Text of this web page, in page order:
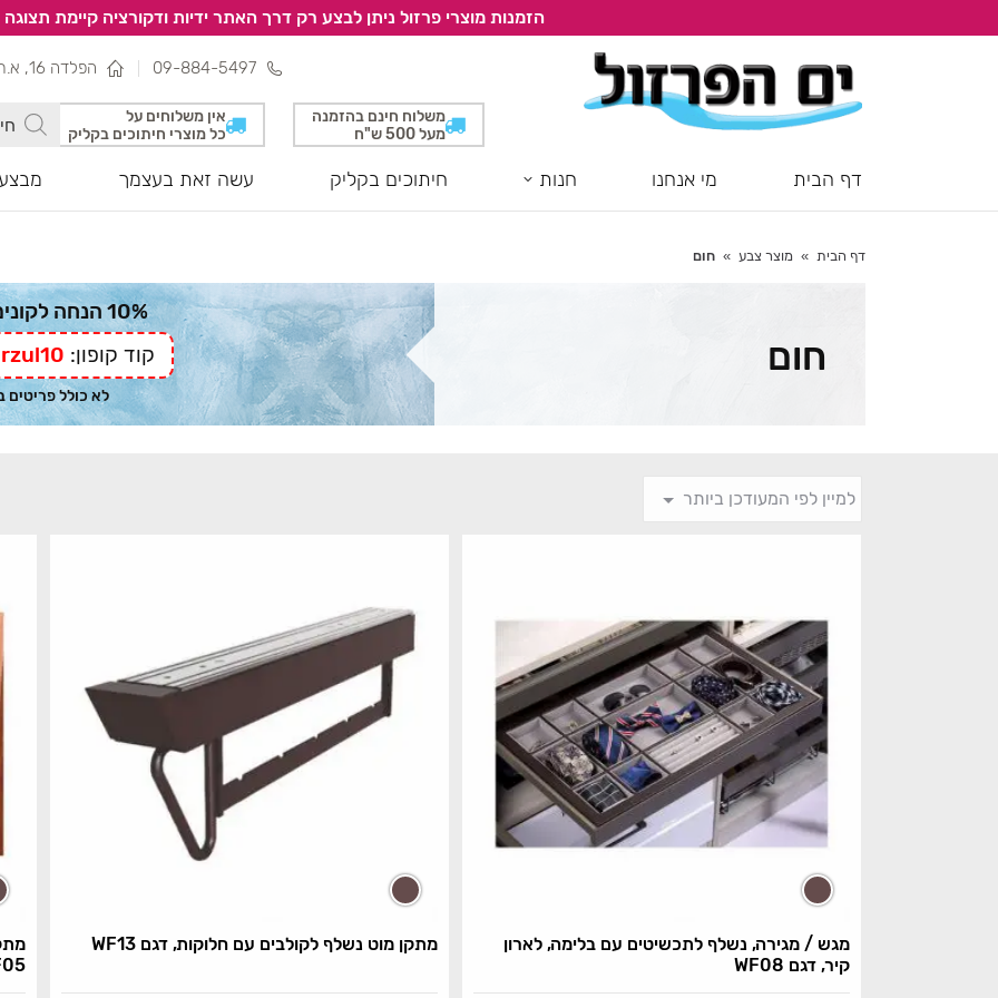
הזמנות מוצרי פרזול ניתן לבצע רק דרך האתר ידיות ודקורציה קיימת
09-884-5497 הפלדה 16, א.ת צפוני, נתניה
משלוח חינם בהזמנה
מעל 500 ש"ח
אין משלוחים על
כל מוצרי חיתוכים בקליק
דף הבית מי אנחנו חנות חיתוכים בקליק עשה זאת בעצמך
You are here:דף הבית מוצר צבע חום
חום
10% הנחה לקונים מהאתר
קוד קופון:
לא כולל פריטים
מגש / מגירה, נשלף לתכשיטים עם בלימה, לארון
קיר, דגם WF08
מתקן מוט נשלף לקולבים עם חלוקות, דגם WF13